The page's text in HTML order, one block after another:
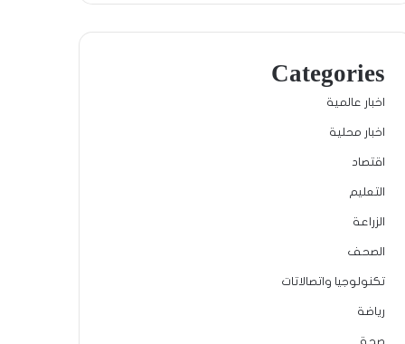
Categories
اخبار عالمية
اخبار محلية
اقتصاد
التعليم
الزراعة
الصحف
تكنولوجيا واتصالاتات
رياضة
صحة